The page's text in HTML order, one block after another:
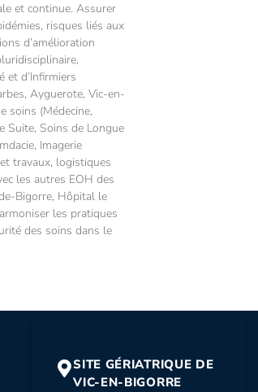
et continue. Assurer
risques liés aux
d’amélioration
et d’Infirmiers
Ayguerote, Vic-en-
soins (Médecine,
Suite, Soins de Longue
Imagerie
travaux, logistiques
les autres EOH des
Bigorre, Hôpital le
les pratiques
des soins dans le
SITE GÉRIATRIQUE DE
VIC-EN-BIGORRE